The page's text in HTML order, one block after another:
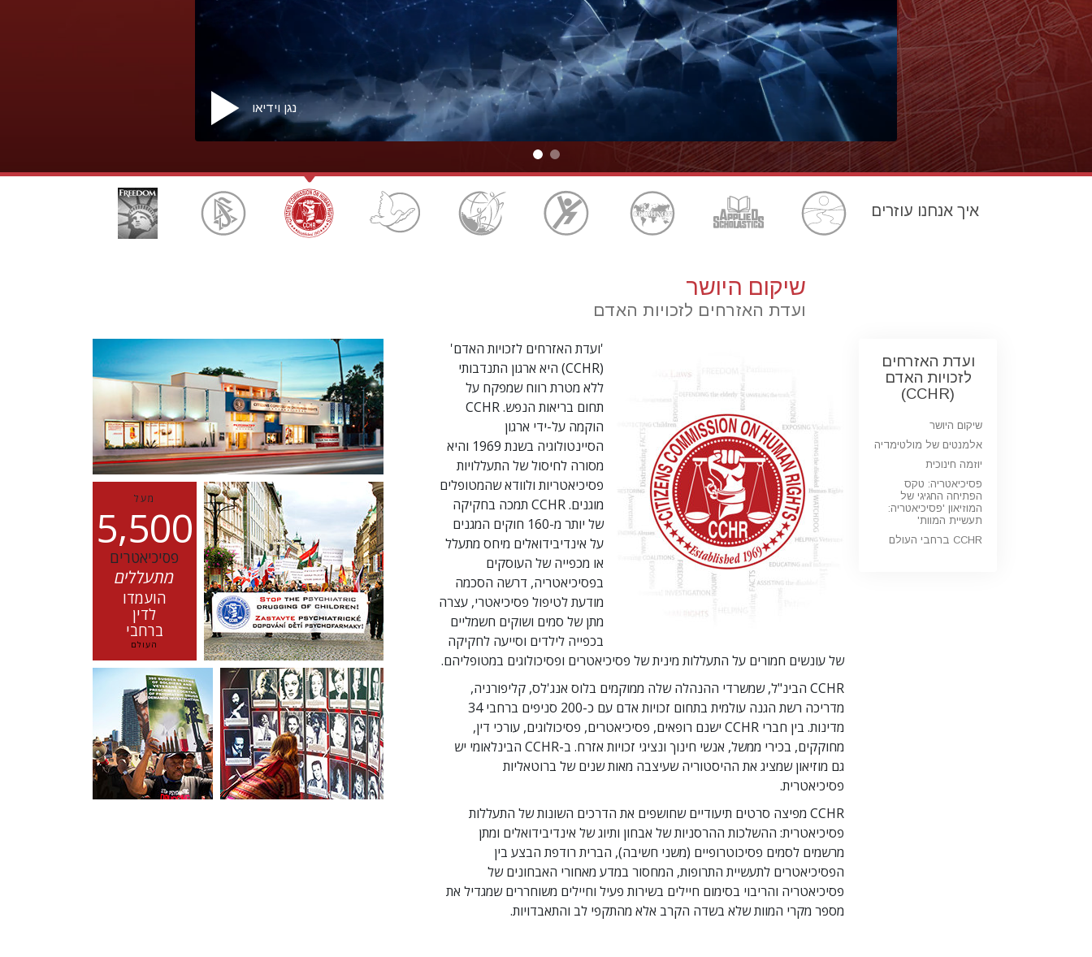
ילדים
אתיקה ומצבי הפעולה
הגורם לדיכוי
יסודות ההתארגנות
היסודות של יחסי ציבור
יעדים ושאיפות
נגן וידיאו
איך אנחנו עוזרים
שיקום היושר
ועדת האזרחים לזכויות האדם
'ועדת האזרחים לזכויות האדם'
(CCHR) היא ארגון התנדבותי
ללא מטרת רווח שמפקח על
תחום בריאות הנפש. CCHR
הוקמה על-ידי ארגון
הסיינטולוגיה בשנת 1969 והיא
מסורה לחיסול של התעללויות
פסיכיאטריות ולוודא שהמטופלים
מוגנים. CCHR תמכה בחקיקה
של יותר מ-160 חוקים המגנים
על אינדיבידואלים מיחס מתעלל
או מכפייה של העוסקים
בפסיכיאטריה, דרשה הסכמה
מודעת לטיפול פסיכיאטרי, עצרה
מתן של סמים ושוקים חשמליים
בכפייה לילדים וסייעה לחקיקה
של עונשים חמורים על התעללות מינית של פסיכיאטרים ופסיכולוגים במטופליהם.
CCHR הבינ"ל, שמשרדי ההנהלה שלה ממוקמים בלוס אנג'לס, קליפורניה,
מדריכה רשת הגנה עולמית בתחום זכויות אדם עם כ-200 סניפים ברחבי 34
מדינות. בין חברי CCHR ישנם רופאים, פסיכיאטרים, פסיכולוגים, עורכי דין,
מחוקקים, בכירי ממשל, אנשי חינוך ונציגי זכויות אזרח. ב-CCHR הבינלאומי יש
גם מוזיאון שמציג את ההיסטוריה שעיצבה מאות שנים של ברוטאליות
פסיכיאטרית.
CCHR מפיצה סרטים תיעודיים שחושפים את הדרכים השונות של התעללות
פסיכיאטרית: ההשלכות ההרסניות של אבחון ותיוג של אינדיבידואלים ומתן
מרשמים לסמים פסיכוטרופיים (משני חשיבה), הברית רודפת הבצע בין
הפסיכיאטרים לתעשיית התרופות, המחסור במדע מאחורי האבחונים של
פסיכיאטריה והריבוי בסימום חיילים בשירות פעיל וחיילים משוחררים שמגדיל את
מספר מקרי המוות שלא בשדה הקרב אלא מהתקפי לב והתאבדויות.
ועדת האזרחים
לזכויות האדם
(CCHR)
שיקום היושר
אלמנטים של מולטימדיה
יוזמה חינוכית
פסיכיאטריה: טקס
הפתיחה החגיגי של
המוזיאון 'פסיכיאטריה:
תעשיית המוות'
CCHR ברחבי העולם
מעל
5,500
פסיכיאטרים
מתעללים
הועמדו
לדין
ברחבי
העולם